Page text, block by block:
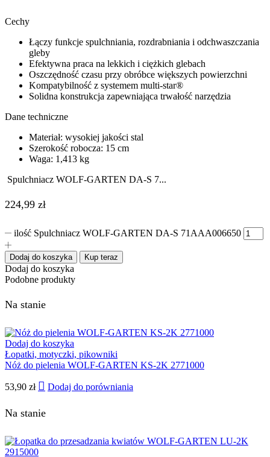
Cechy
Łączy funkcje spulchniania, rozdrabniania i odchwaszczania
gleby
Efektywna praca na lekkich i ciężkich glebach
Oszczędność czasu przy obróbce większych powierzchni
Kompatybilność z systemem multi-star®
Solidna konstrukcja zapewniająca trwałość narzędzia
Dane techniczne
Materiał: wysokiej jakości stal
Szerokość robocza: 15 cm
Waga: 1,413 kg
Spulchniacz WOLF-GARTEN DA-S 7...
224,99 zł
ilość Spulchniacz WOLF-GARTEN DA-S 71AAA006650
Dodaj do koszyka Kup teraz
Dodaj do koszyka
Podobne produkty
Na stanie
Dodaj do koszyka
Łopatki, motyczki, pikowniki
Nóż do pielenia WOLF-GARTEN KS-2K 2771000
53,90 zł Dodaj do porówniania
Na stanie